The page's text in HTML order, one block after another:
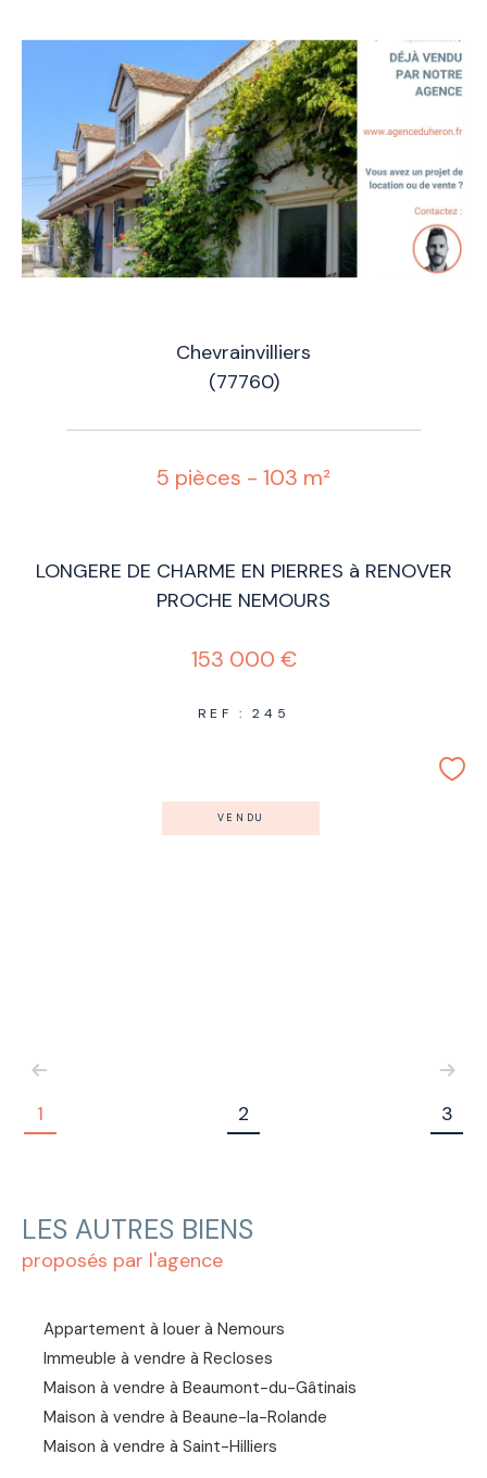
Chevrainvilliers
(77760)
5 pièces - 103 m²
LONGERE DE CHARME EN PIERRES à RENOVER
PROCHE NEMOURS
153 000 €
REF : 245
VENDU
1 2 3
LES AUTRES BIENS
proposés par l'agence
Appartement à louer à Nemours
Immeuble à vendre à Recloses
Maison à vendre à Beaumont-du-Gâtinais
Maison à vendre à Beaune-la-Rolande
Maison à vendre à Saint-Hilliers